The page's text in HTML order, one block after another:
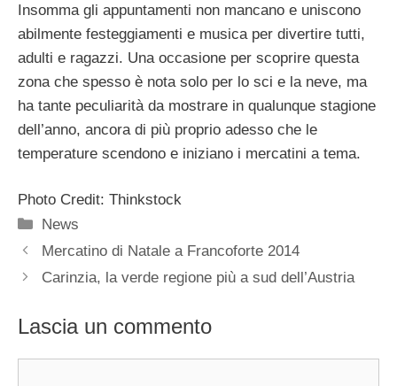
Insomma gli appuntamenti non mancano e uniscono
abilmente festeggiamenti e musica per divertire tutti,
adulti e ragazzi. Una occasione per scoprire questa
zona che spesso è nota solo per lo sci e la neve, ma
ha tante peculiarità da mostrare in qualunque stagione
dell’anno, ancora di più proprio adesso che le
temperature scendono e iniziano i mercatini a tema.
Photo Credit: Thinkstock
Categorie
News
Mercatino di Natale a Francoforte 2014
Carinzia, la verde regione più a sud dell’Austria
Lascia un commento